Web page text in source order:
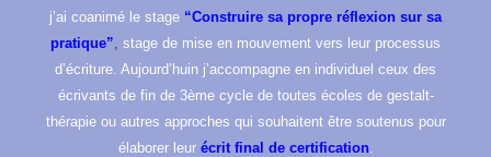
j’ai coanimé le stage “Construire sa propre réflexion sur sa
pratique” stage de mise en mouvement vers leur processus
d’écriture. Aujourd’huin j’accompagne en individuel ceux des
écrivants de fin de 3ème cycle de toutes écoles de gestalt-
thérapie ou autres approches qui souhaitent être soutenus pour
élaborer leur écrit final de certification.